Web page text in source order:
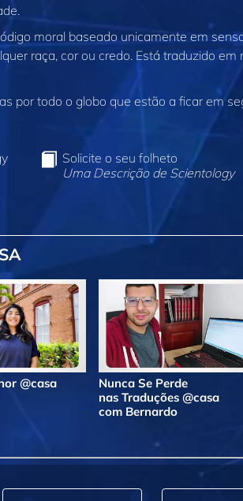
moral baseado unicamente em
raça, cor ou credo. Está traduzido em
por todo o globo que estão a ficar em
Solicite o seu folheto
Uma Descrição de Scientology
@casa
Nunca Se Perde
nas Traduções @casa
com Bernardo